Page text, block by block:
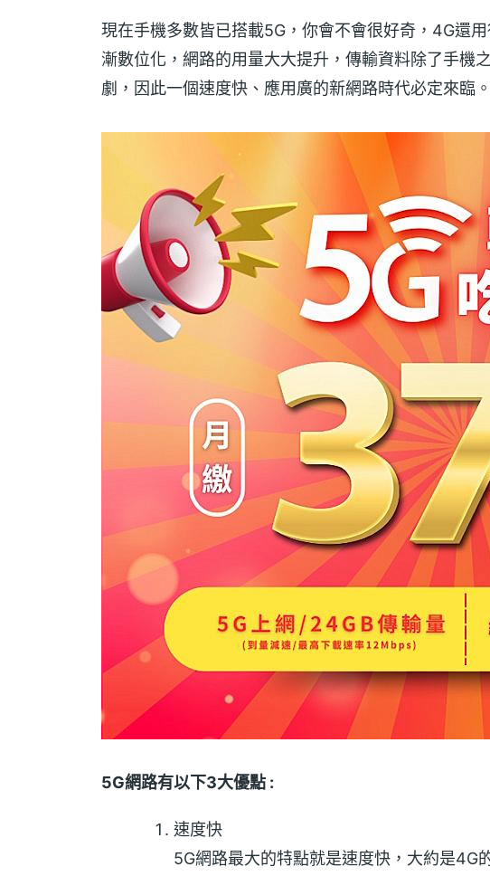
現在手機多數皆已搭載5G，你會不會很好奇，4G還
漸數位化，網路的用量大大提升，傳輸資料除了手機
劇，因此一個速度快、應用廣的新網路時代必定來臨。
5G網路有以下3大優點 :
速度快
5G網路最大的特點就是速度快，大約是4G